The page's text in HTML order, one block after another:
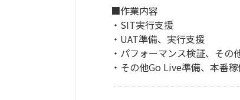
■作業内容
・SIT実行支援
・UAT準備、実行支援
・パフォーマンス検証、その
・その他Go Live準備、本番